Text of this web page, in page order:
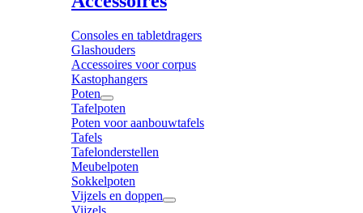
Consoles en tabletdragers
Glashouders
Accessoires voor corpus
Kastophangers
Poten
Tafelpoten
Poten voor aanbouwtafels
Tafels
Tafelonderstellen
Meubelpoten
Sokkelpoten
Vijzels en doppen
Vijzels